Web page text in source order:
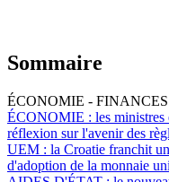
Sommaire
ÉCONOMIE - FINANCES
ÉCONOMIE : les ministres
réflexion sur l'avenir des
UEM : la Croatie franchit
d'adoption de la monnaie